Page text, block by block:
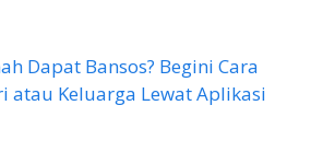
Dapat Bansos? Begini Cara
atau Keluarga Lewat Aplikasi